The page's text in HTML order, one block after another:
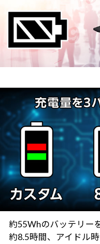
約55Whのバッテリー
約8.5時間、アイドル